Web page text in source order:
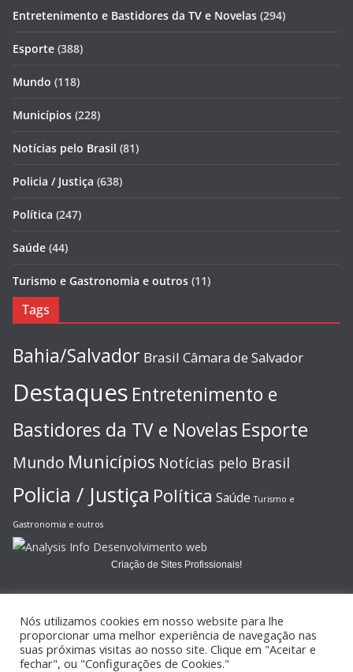
Entretenimento e Bastidores da TV e Novelas (294)
Esporte (388)
Mundo (118)
Municípios (228)
Notícias pelo Brasil (81)
Policia / Justiça (638)
Política (247)
Saúde (44)
Turismo e Gastronomia e outros (11)
Tags
Bahia/Salvador Brasil Câmara de Salvador
Destaques Entretenimento e
Bastidores da TV e Novelas Esporte
Mundo Municípios Notícias pelo Brasil
Policia / Justiça Política Saúde Turismo e
Gastronomia e outros
Criação de Sites Profissionais!
Copyright © 2026JORNAL GAZETA ONLINE
Nós utilizamos cookies em nosso website para lhe
proporcionar uma melhor experiência de navegação nas
suas próximas visitas ao nosso site. Clique em "Aceitar e
fechar", ou "Configurações de Cookies."